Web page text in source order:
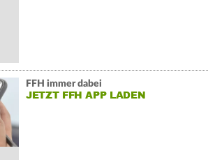
FFH immer dabei
JETZT FFH APP LADEN